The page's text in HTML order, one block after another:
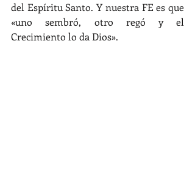
del Espíritu Santo. Y nuestra FE es que
«uno sembró, otro regó y el
Crecimiento lo da Dios».